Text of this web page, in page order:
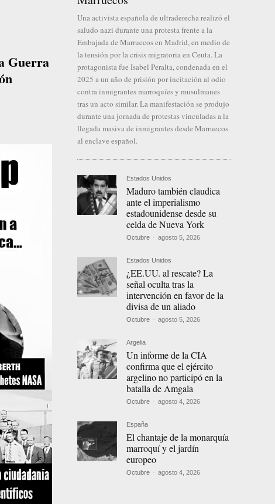
Guerra
Una activista española de ultraderecha realizó el
saludo nazi durante una protesta frente a la
Embajada de Marruecos en Madrid, en medio de
la tensión por la crisis migratoria en Ceuta. La
protagonista fue Isabel Peralta, condenada en el
2025 a un año de prisión por incitación al odio
contra inmigrantes marroquíes y musulmanes
tras un acto similar. La manifestación se produjo
durante una jornada de protestas vinculadas a la
llegada masiva de inmigrantes desde Marruecos
al enclave español.
Estados Unidos
Maduro también claudica
ante el imperialismo
estadounidense desde su
celda de Nueva York
Octubre - agosto 5, 2026
Estados Unidos
¿EE.UU. al rescate? La
señal oculta tras la
intervención en favor de la
divisa de un aliado
Octubre - agosto 5, 2026
Argelia
Un informe de la CIA
confirma que el ejército
argelino no participó en la
batalla de Amgala
Octubre - agosto 4, 2026
España
El chantaje de la monarquía
marroquí y el jardín
europeo
Octubre - agosto 4, 2026